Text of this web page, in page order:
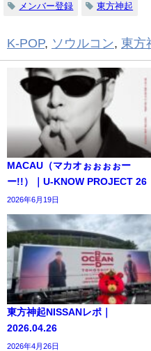
メンバー登録 東方神起
K-POP, ソウルコン 東方
MACAU（マカオぉぉぉぉー
ー!!）｜U-KNOW PROJECT 26
2026年6月19日
東方神起NISSANレポ｜
2026.04.26
2026年4月26日